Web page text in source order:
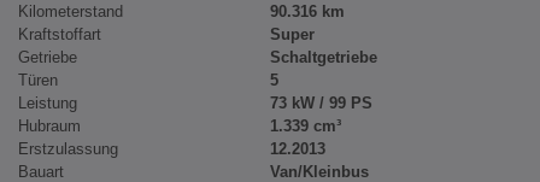
Kilometerstand
90.316 km
Kraftstoffart
Super
Getriebe
Schaltgetriebe
Türen
5
Leistung
73 kW / 99 PS
Hubraum
1.339 cm³
Erstzulassung
12.2013
Bauart
Van/Kleinbus